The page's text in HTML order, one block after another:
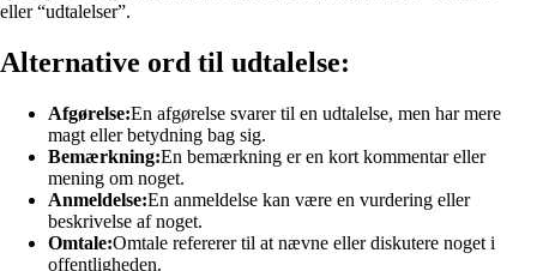
eller “udtalelser”.
Alternative ord til udtalelse:
Afgørelse:En afgørelse svarer til en udtalelse, men har mere
magt eller betydning bag sig.
Bemærkning:En bemærkning er en kort kommentar eller
mening om noget.
Anmeldelse:En anmeldelse kan være en vurdering eller
beskrivelse af noget.
Omtale:Omtale refererer til at nævne eller diskutere noget i
offentligheden.